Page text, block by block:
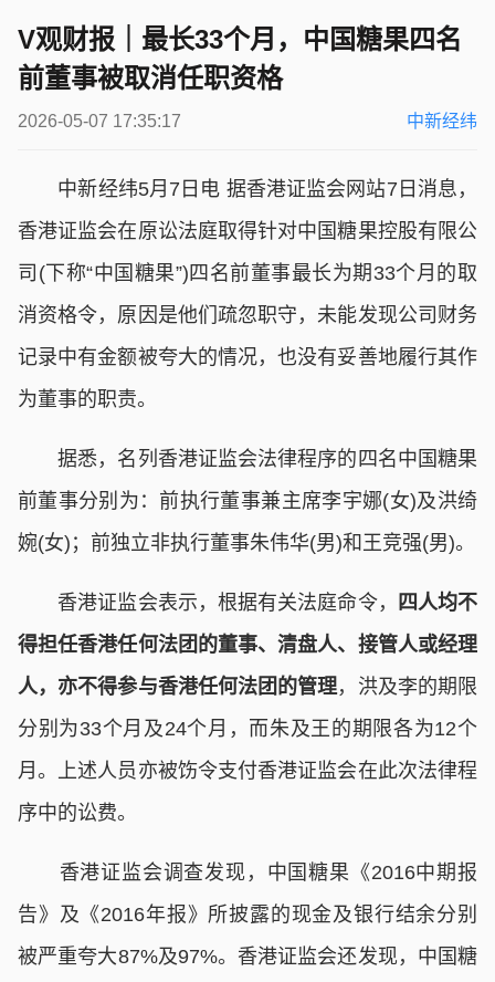
V观财报｜最长33个月，中国糖果四名
前董事被取消任职资格
2026-05-07 17:35:17 中新经纬
中新经纬5月7日电 据香港证监会网站7日消息，
香港证监会在原讼法庭取得针对中国糖果控股有限公
司(下称“中国糖果”)四名前董事最长为期33个月的取
消资格令，原因是他们疏忽职守，未能发现公司财务
记录中有金额被夸大的情况，也没有妥善地履行其作
为董事的职责。
据悉，名列香港证监会法律程序的四名中国糖果
前董事分别为：前执行董事兼主席李宇娜(女)及洪绮
婉(女)；前独立非执行董事朱伟华(男)和王竞强(男)。
香港证监会表示，根据有关法庭命令，
四人均不
得担任香港任何法团的董事、清盘人、接管人或经理
人，亦不得参与香港任何法团的管理，洪及李的期限
分别为33个月及24个月，而朱及王的期限各为12个
月。上述人员亦被饬令支付香港证监会在此次法律程
序中的讼费。
香港证监会调查发现，中国糖果《2016中期报
告》及《2016年报》所披露的现金及银行结余分别
被严重夸大87%及97%。香港证监会还发现，中国糖